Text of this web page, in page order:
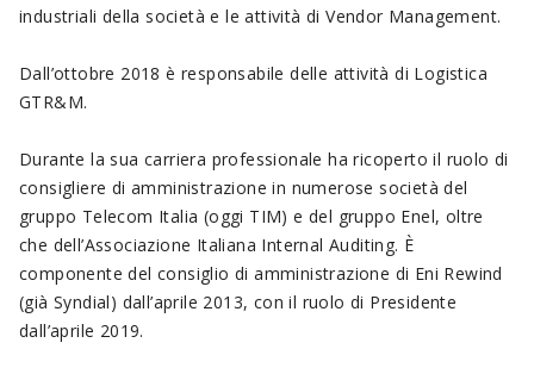
industriali della società e le attività di Vendor Management.
Dall’ottobre 2018 è responsabile delle attività di Logistica
GTR&M.
Durante la sua carriera professionale ha ricoperto il ruolo di
consigliere di amministrazione in numerose società del
gruppo Telecom Italia (oggi TIM) e del gruppo Enel, oltre
che dell’Associazione Italiana Internal Auditing. È
componente del consiglio di amministrazione di Eni Rewind
(già Syndial) dall’aprile 2013, con il ruolo di Presidente
dall’aprile 2019.